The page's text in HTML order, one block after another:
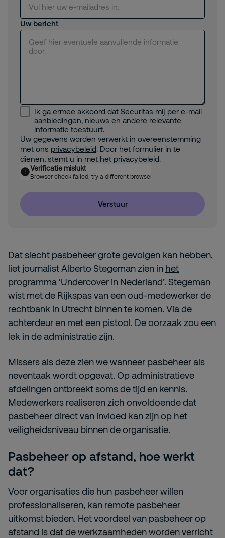
Dat slecht pasbeheer grote gevolgen kan hebben,
liet journalist Alberto Stegeman zien in het
programma ‘Undercover in Nederland’. Stegeman
wist met de Rijkspas van een oud-medewerker de
rechtbank in Utrecht binnen te komen. Via de
achterdeur en met een pistool. De oorzaak zou een
lek in de administratie zijn.
Missers als deze zien we wanneer pasbeheer als
neventaak wordt opgevat. Op administratieve
afdelingen ontbreekt soms de tijd en kennis.
Medewerkers realiseren zich onvoldoende dat
pasbeheer direct van invloed kan zijn op het
veiligheidsniveau binnen de organisatie.
Pasbeheer op afstand, hoe werkt
dat?
Voor organisaties die hun pasbeheer willen
professionaliseren, kan remote pasbeheer
uitkomst bieden. Het voordeel van pasbeheer op
afstand is dat de werkzaamheden worden verricht
Uw bericht
Ik ga ermee akkoord dat Securitas mij per e-mail
aanbiedingen, nieuws en andere relevante
informatie toestuurt.
Uw gegevens worden verwerkt in overeenstemming
met ons privacybeleid. Door het formulier in te
dienen, stemt u in met het privacybeleid.
Verificatie mislukt
Browser check failed, try a different browser
Verstuur